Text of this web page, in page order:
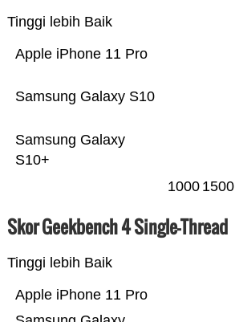
Tinggi lebih Baik
Samsung Galaxy
S10+
Samsung Galaxy S10
Apple iPhone 11 Pro
1000 1500
Skor Geekbench 4 Single-Thread
Tinggi lebih Baik
Apple iPhone 11 Pro